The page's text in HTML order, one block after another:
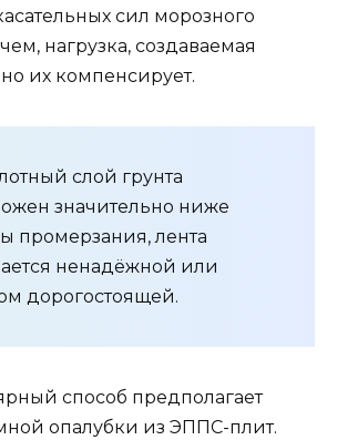
сил морозного
нагрузка, создаваемая
их компенсирует.
слой грунта
значительно ниже
промерзания, лента
ненадёжной или
дорогостоящей.
способ предполагает
опалубки из ЭППС-плит.